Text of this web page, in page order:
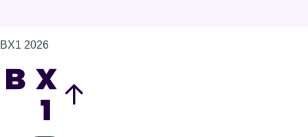
BX1 2026